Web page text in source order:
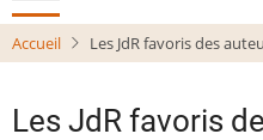
Accueil Les JdR favoris des
Les JdR favoris